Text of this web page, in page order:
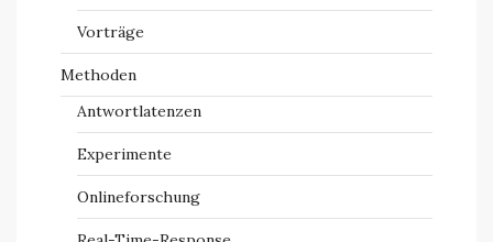
Vorträge
Methoden
Antwortlatenzen
Experimente
Onlineforschung